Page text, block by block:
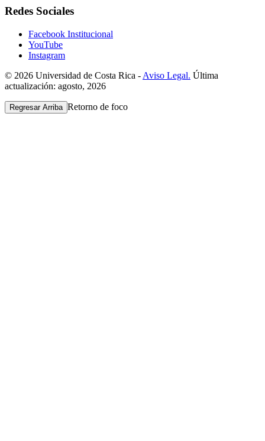
Redes Sociales
Facebook Institucional
YouTube
Instagram
© 2026 Universidad de Costa Rica - Aviso Legal. Última
actualización: agosto, 2026
Regresar Arriba Retorno de foco